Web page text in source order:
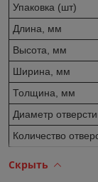
Упаковка (шт)
Длина, мм
Высота, мм
Ширина, мм
Толщина, мм
Диаметр
Количество
Скрыть